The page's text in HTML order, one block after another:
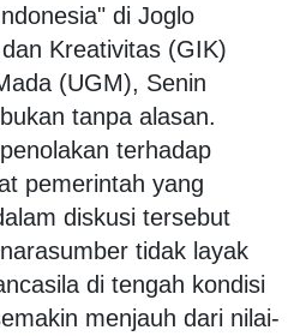
di Joglo
Kreativitas (GIK)
(UGM), Senin
tanpa alasan.
terhadap
pemerintah yang
diskusi tersebut
tidak layak
di tengah kondisi
menjauh dari nilai-